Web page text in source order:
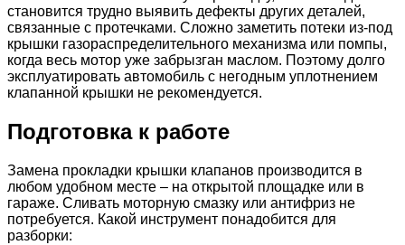
становится трудно выявить дефекты других деталей,
связанные с протечками. Сложно заметить потеки из-под
крышки газораспределительного механизма или помпы,
когда весь мотор уже забрызган маслом. Поэтому долго
эксплуатировать автомобиль с негодным уплотнением
клапанной крышки не рекомендуется.
Подготовка к работе
Замена прокладки крышки клапанов производится в
любом удобном месте – на открытой площадке или в
гараже. Сливать моторную смазку или антифриз не
потребуется. Какой инструмент понадобится для
разборки: